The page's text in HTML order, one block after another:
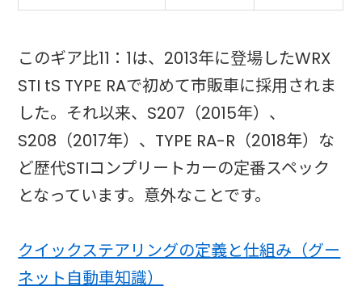
このギア比11：1は、2013年に登場したWRX
STI tS TYPE RAで初めて市販車に採用されま
した。それ以来、S207（2015年）、
S208（2017年）、TYPE RA-R（2018年）な
ど歴代STIコンプリートカーの定番スペック
となっています。意外なことです。
クイックステアリングの定義と仕組み（グー
ネット自動車知識）